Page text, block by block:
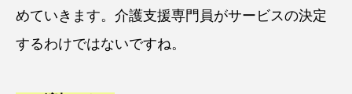
めていきます。介護支援専門員がサービスの決定
するわけではないですね。